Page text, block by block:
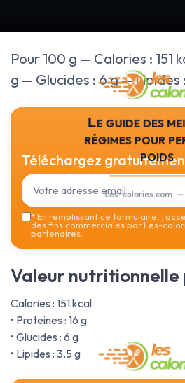
Pour 100 g — Calories : 151
g — Glucides : 6 g — Lipides
Le guide des
régimes pour
poids
Les-calories.com
Téléchargez
*En remplissant ce formulaire,
des fins commerciales par Les-
partenaires.
Valeur nutritionnelle
Calories : 151 kcal
• Proteines : 16 g
• Glucides : 6 g
• Lipides : 3.5 g